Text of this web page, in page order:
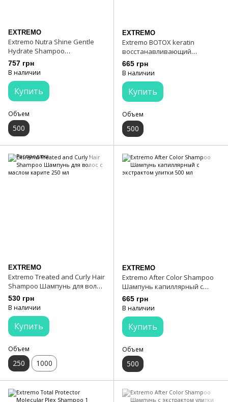
EXTREMO
Extremo Nutra Shine Gentle
Hydrate Shampoo
Ежедневный шампунь для
очищения, увлажнения и
757 грн
В наличии
Купить
Объем
500
EXTREMO
Extremo BOTOX keratin
восстанавливающий
шампунь 500 мл
665 грн
В наличии
Купить
Объем
500
EXTREMO
Extremo Treated and Curly Hair
Shampoo Шампунь для волос
с маслом карите 250 мл
530 грн
В наличии
Купить
Объем
250 1000
EXTREMO
Extremo After Color Shampoo
Шампунь капиллярный с
экстрактом улитки 500 мл
665 грн
В наличии
Купить
Объем
500